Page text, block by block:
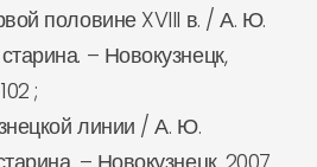
половине XVIII в. / А. Ю.
– Новокузнецк,
;
линии / А. Ю.